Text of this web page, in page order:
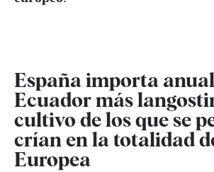
España importa
Ecuador más
cultivo de los que se
crían en la totalidad
Europea